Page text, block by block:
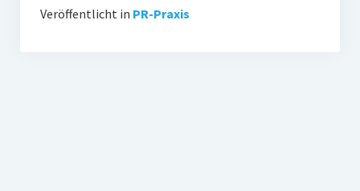
Veröffentlicht in PR-Praxis